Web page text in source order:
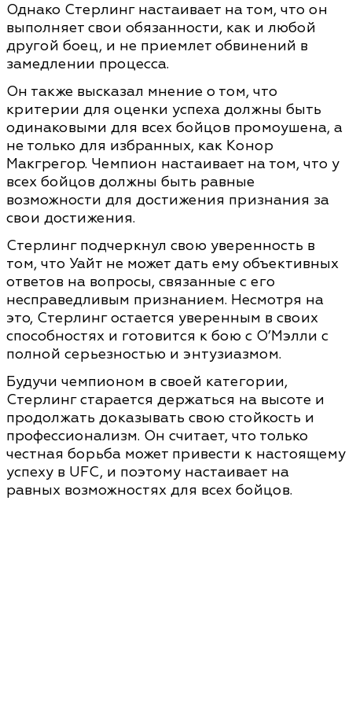
Однако Стерлинг настаивает на том, что он
выполняет свои обязанности, как и любой
другой боец, и не приемлет обвинений в
замедлении процесса.
Он также высказал мнение о том, что
критерии для оценки успеха должны быть
одинаковыми для всех бойцов промоушена, а
не только для избранных, как Конор
Макгрегор. Чемпион настаивает на том, что у
всех бойцов должны быть равные
возможности для достижения признания за
свои достижения.
Стерлинг подчеркнул свою уверенность в
том, что Уайт не может дать ему объективных
ответов на вопросы, связанные с его
несправедливым признанием. Несмотря на
это, Стерлинг остается уверенным в своих
способностях и готовится к бою с О’Мэлли с
полной серьезностью и энтузиазмом.
Будучи чемпионом в своей категории,
Стерлинг старается держаться на высоте и
продолжать доказывать свою стойкость и
профессионализм. Он считает, что только
честная борьба может привести к настоящему
успеху в UFC, и поэтому настаивает на
равных возможностях для всех бойцов.